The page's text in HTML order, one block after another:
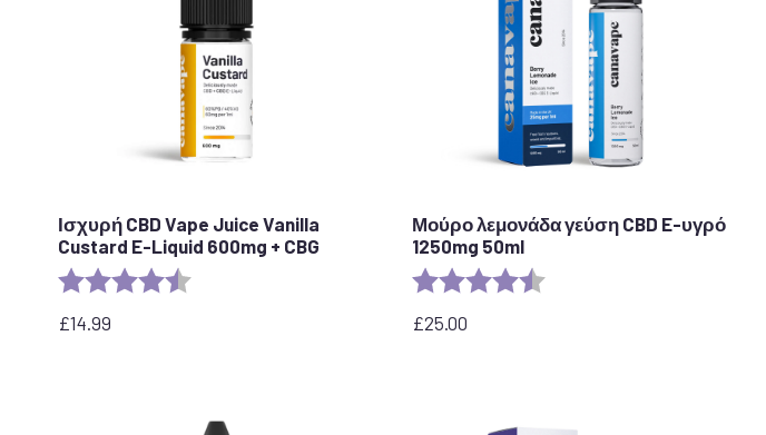
Ισχυρή CBD Vape Juice Vanilla
Custard E-Liquid 600mg + CBG
Αξιολόγηση:
£14.99
Μούρο λεμονάδα γεύση CBD E-υγρό
1250mg 50ml
Αξιολόγηση:
£25.00